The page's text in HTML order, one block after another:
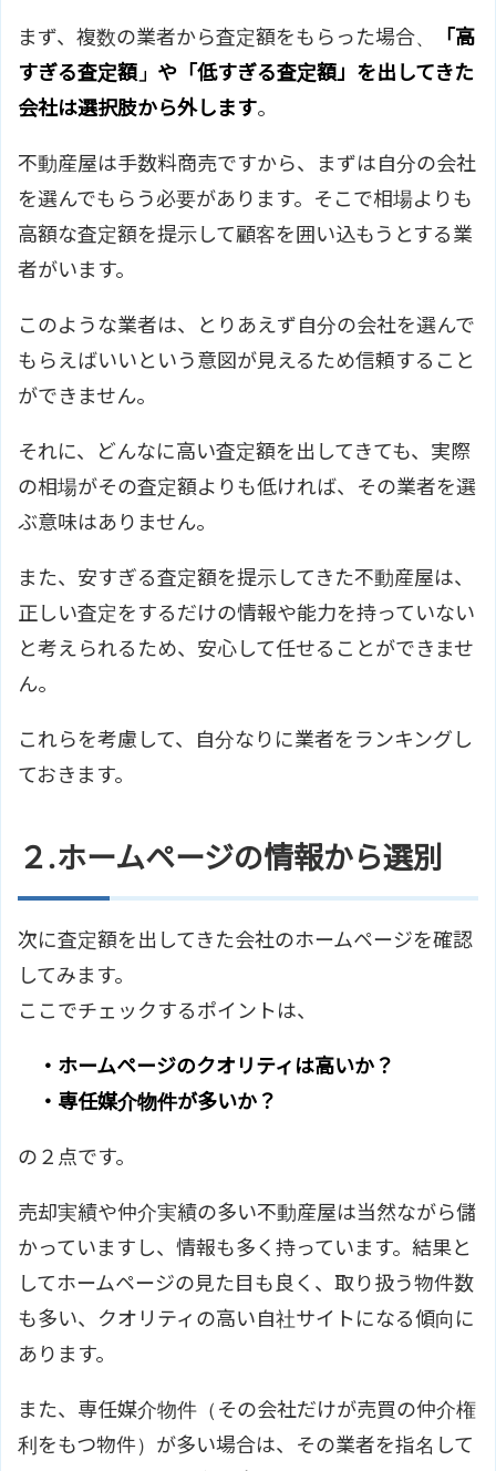
まず、複数の業者から査定額をもらった場合、
「高
すぎる査定額」や「低すぎる査定額」を出してきた
会社は選択肢から外します。
不動産屋は手数料商売ですから、まずは自分の会社
を選んでもらう必要があります。そこで相場よりも
高額な査定額を提示して顧客を囲い込もうとする業
者がいます。
このような業者は、とりあえず自分の会社を選んで
もらえばいいという意図が見えるため信頼すること
ができません。
それに、どんなに高い査定額を出してきても、実際
の相場がその査定額よりも低ければ、その業者を選
ぶ意味はありません。
また、安すぎる査定額を提示してきた不動産屋は、
正しい査定をするだけの情報や能力を持っていない
と考えられるため、安心して任せることができませ
ん。
これらを考慮して、自分なりに業者をランキングし
ておきます。
２.ホームページの情報から選別
次に査定額を出してきた会社のホームページを確認
してみます。
ここでチェックするポイントは、
・ホームページのクオリティは高いか？
・専任媒介物件が多いか？
の２点です。
売却実績や仲介実績の多い不動産屋は当然ながら儲
かっていますし、情報も多く持っています。結果と
してホームページの見た目も良く、取り扱う物件数
も多い、クオリティの高い自社サイトになる傾向に
あります。
また、専任媒介物件（その会社だけが売買の仲介権
利をもつ物件）が多い場合は、その業者を指名して